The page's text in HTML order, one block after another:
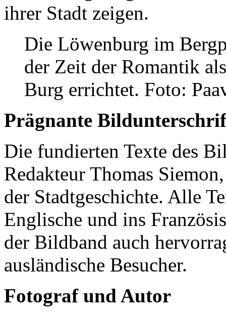
ihrer Stadt zeigen.
Die Löwenburg im
der Zeit der Romantik
Burg errichtet. Foto:
Prägnante
Die fundierten Texte des
Redakteur Thomas
der Stadtgeschichte. Alle
Englische und ins
der Bildband auch
ausländische Besucher.
Fotograf und Autor